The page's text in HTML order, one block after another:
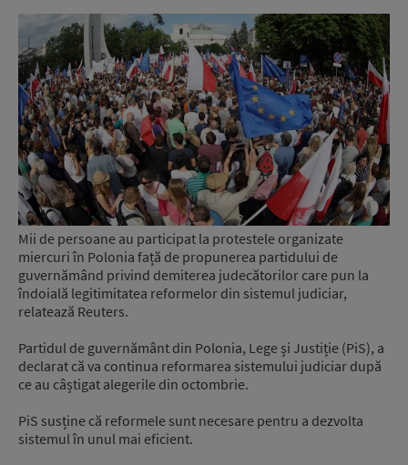
Mii de persoane au participat la protestele organizate
miercuri în Polonia față de propunerea partidului de
guvernămând privind demiterea judecătorilor care pun la
îndoială legitimitatea reformelor din sistemul judiciar,
relatează Reuters.
Partidul de guvernământ din Polonia, Lege și Justiție (PiS), a
declarat că va continua reformarea sistemului judiciar după
ce au câștigat alegerile din octombrie.
PiS susține că reformele sunt necesare pentru a dezvolta
sistemul în unul mai eficient.